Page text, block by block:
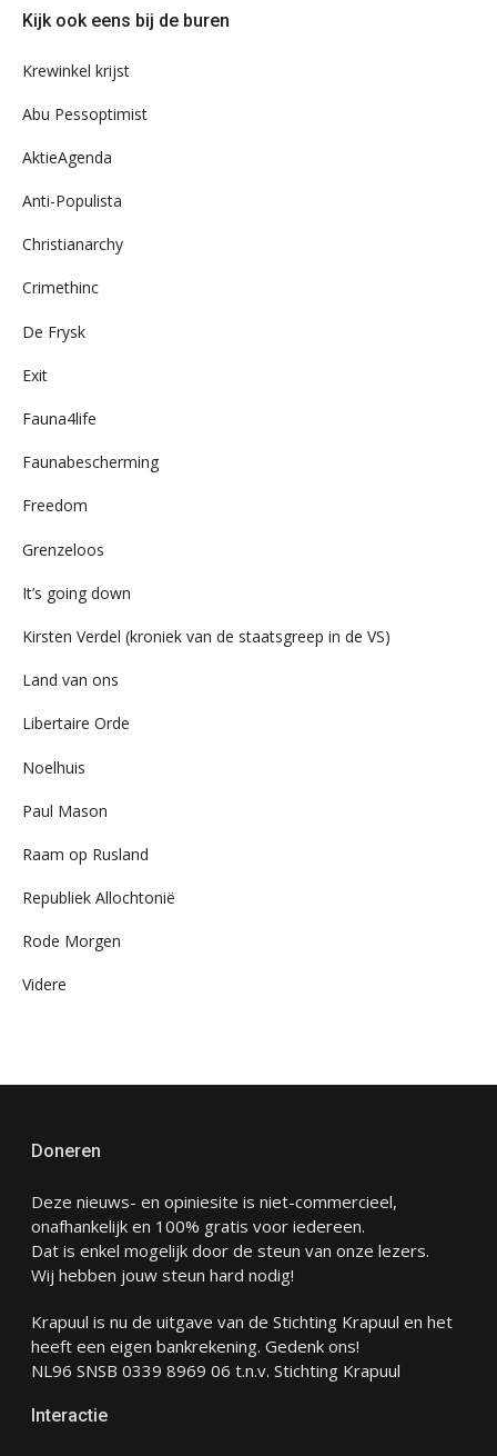
ons
Kijk ook eens bij de buren
Krewinkel krijst
Abu Pessoptimist
AktieAgenda
Anti-Populista
Christianarchy
Crimethinc
De Frysk
Exit
Fauna4life
Faunabescherming
Freedom
Grenzeloos
It’s going down
Kirsten Verdel (kroniek van de staatsgreep in de VS)
Land van ons
Libertaire Orde
Noelhuis
Paul Mason
Raam op Rusland
Republiek Allochtonië
Rode Morgen
Videre
Doneren
Deze nieuws- en opiniesite is niet-commercieel,
onafhankelijk en 100% gratis voor iedereen.
Dat is enkel mogelijk door de steun van onze lezers.
Wij hebben jouw steun hard nodig!
Krapuul is nu de uitgave van de Stichting Krapuul en het
heeft een eigen bankrekening. Gedenk ons!
NL96 SNSB 0339 8969 06 t.n.v. Stichting Krapuul
Interactie